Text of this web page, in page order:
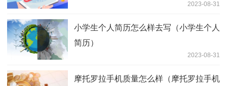
2023-08-31
小学生个人简历怎么样去写（小学生个人
简历）
2023-08-31
摩托罗拉手机质量怎么样（摩托罗拉手机